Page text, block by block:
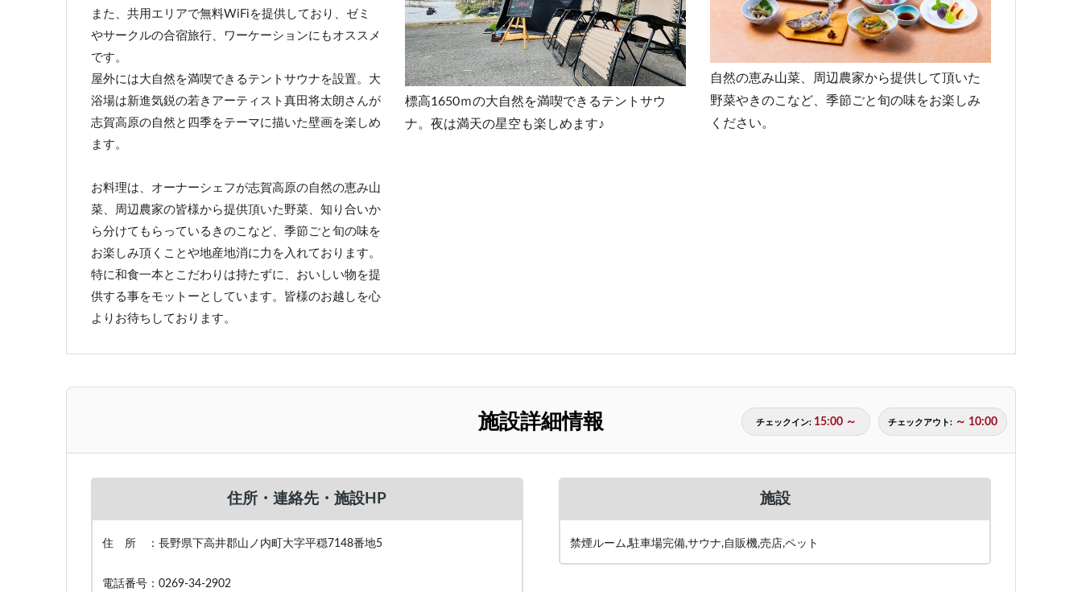
また、共用エリアで無料WiFiを提供しており、ゼミ
やサークルの合宿旅行、ワーケーションにもオススメ
です。
屋外には大自然を満喫できるテントサウナを設置。大
浴場は新進気鋭の若きアーティスト真田将太朗さんが
志賀高原の自然と四季をテーマに描いた壁画を楽しめ
ます。
お料理は、オーナーシェフが志賀高原の自然の恵み山
菜、周辺農家の皆様から提供頂いた野菜、知り合いか
ら分けてもらっているきのこなど、季節ごと旬の味を
お楽しみ頂くことや地産地消に力を入れております。
特に和食一本とこだわりは持たずに、おいしい物を提
供する事をモットーとしています。皆様のお越しを心
よりお待ちしております。
標高1650ｍの大自然を満喫できるテントサウ
ナ。夜は満天の星空も楽しめます♪
自然の恵み山菜、周辺農家から提供して頂いた
野菜やきのこなど、季節ごと旬の味をお楽しみ
ください。
施設詳細情報 チェックイン: 15:00 ～ チェックアウト: ～ 10:00
住所・連絡先・施設HP
住 所 ：長野県下高井郡山ノ内町大字平穏7148番地5
電話番号：0269-34-2902
施設
禁煙ルーム,駐車場完備,サウナ,自販機,売店,ペット